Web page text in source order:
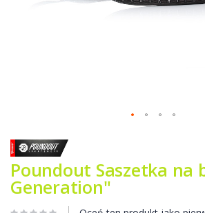
na
początek
galerii
Poundout Saszetka na
Generation"